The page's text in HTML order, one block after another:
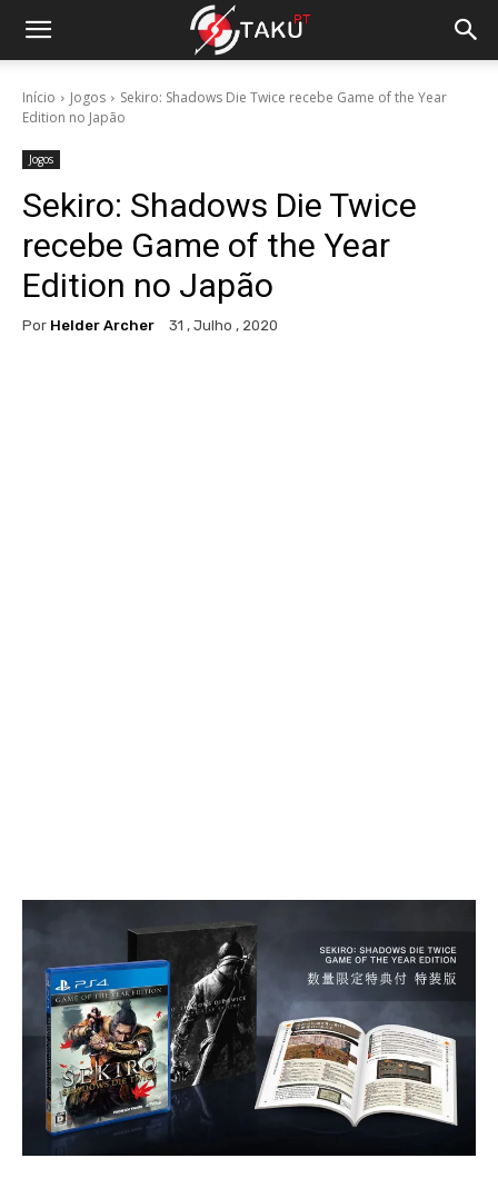
Início Jogos
Sekiro: Shadows Die Twice recebe Game of the Year
Edition no Japão
Jogos
Sekiro: Shadows Die Twice
recebe Game of the Year
Edition no Japão
Por Helder Archer 31 , Julho , 2020